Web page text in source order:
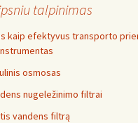
talpinimas
kaip efektyvus transporto
osmosas
nugeležinimo filtrai
vandens filtrą